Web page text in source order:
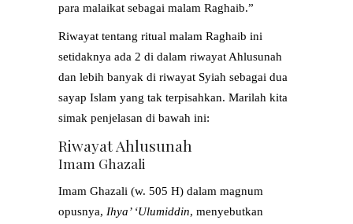
para malaikat sebagai malam Raghaib.”
Riwayat tentang ritual malam Raghaib ini
setidaknya ada 2 di dalam riwayat Ahlusunah
dan lebih banyak di riwayat Syiah sebagai dua
sayap Islam yang tak terpisahkan. Marilah kita
simak penjelasan di bawah ini:
Riwayat Ahlusunah
Imam Ghazali
Imam Ghazali (w. 505 H) dalam magnum
opusnya, Ihya’ ‘Ulumiddin, menyebutkan